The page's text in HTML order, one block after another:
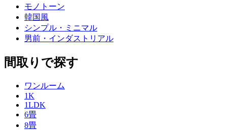
モノトーン
韓国風
シンプル・ミニマル
男前・インダストリアル
間取りで探す
ワンルーム
1K
1LDK
6畳
8畳